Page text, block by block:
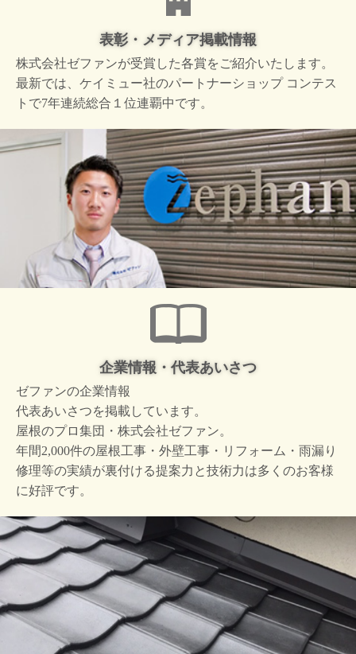
表彰・メディア掲載情報
株式会社ゼファンが受賞した各賞をご紹介いたします。
最新では、ケイミュー社のパートナーショップ コンテス
トで7年連続総合１位連覇中です。
企業情報・代表あいさつ
ゼファンの企業情報
代表あいさつを掲載しています。
屋根のプロ集団・株式会社ゼファン。
年間2,000件の屋根工事・外壁工事・リフォーム・雨漏り
修理等の実績が裏付ける提案力と技術力は多くのお客様
に好評です。